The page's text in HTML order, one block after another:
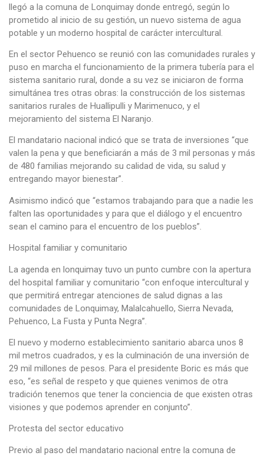
llegó a la comuna de Lonquimay donde entregó, según lo
prometido al inicio de su gestión, un nuevo sistema de agua
potable y un moderno hospital de carácter intercultural.
En el sector Pehuenco se reunió con las comunidades rurales y
puso en marcha el funcionamiento de la primera tubería para el
sistema sanitario rural, donde a su vez se iniciaron de forma
simultánea tres otras obras: la construcción de los sistemas
sanitarios rurales de Huallipulli y Marimenuco, y el
mejoramiento del sistema El Naranjo.
El mandatario nacional indicó que se trata de inversiones “que
valen la pena y que beneficiarán a más de 3 mil personas y más
de 480 familias mejorando su calidad de vida, su salud y
entregando mayor bienestar”.
Asimismo indicó que “estamos trabajando para que a nadie les
falten las oportunidades y para que el diálogo y el encuentro
sean el camino para el encuentro de los pueblos”.
Hospital familiar y comunitario
La agenda en lonquimay tuvo un punto cumbre con la apertura
del hospital familiar y comunitario “con enfoque intercultural y
que permitirá entregar atenciones de salud dignas a las
comunidades de Lonquimay, Malalcahuello, Sierra Nevada,
Pehuenco, La Fusta y Punta Negra”.
El nuevo y moderno establecimiento sanitario abarca unos 8
mil metros cuadrados, y es la culminación de una inversión de
29 mil millones de pesos. Para el presidente Boric es más que
eso, “es señal de respeto y que quienes venimos de otra
tradición tenemos que tener la conciencia de que existen otras
visiones y que podemos aprender en conjunto”.
Protesta del sector educativo
Previo al paso del mandatario nacional entre la comuna de